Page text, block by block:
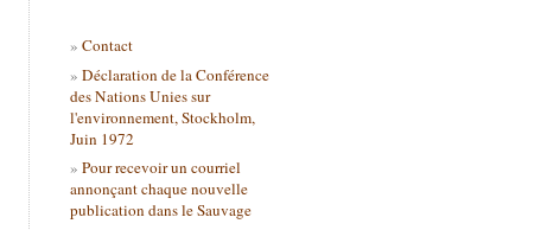
Contact
Déclaration de la Conférence
des Nations Unies sur
l'environnement, Stockholm,
Juin 1972
Pour recevoir un courriel
annonçant chaque nouvelle
publication dans le Sauvage